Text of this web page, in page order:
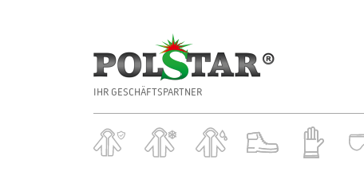
IHR GESCHÄFTSPARTNER